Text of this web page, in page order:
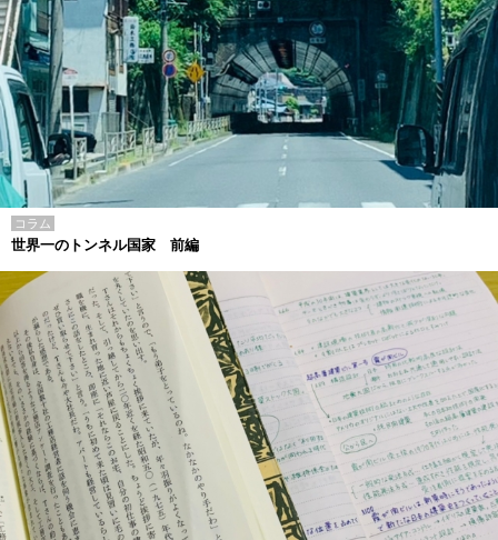
コラム
世界一のトンネル国家 前編